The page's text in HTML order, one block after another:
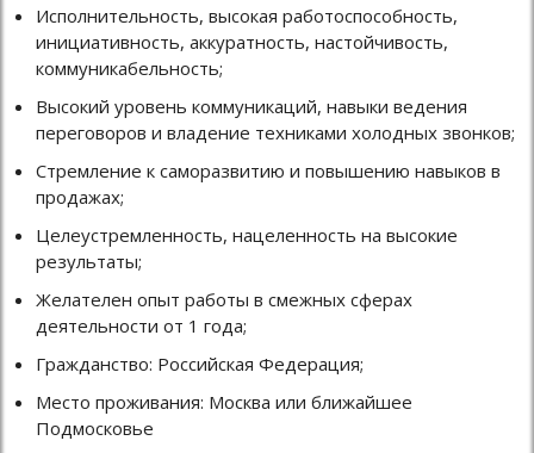
Исполнительность, высокая работоспособность,
инициативность, аккуратность, настойчивость,
коммуникабельность;
Высокий уровень коммуникаций, навыки ведения
переговоров и владение техниками холодных звонков;
Стремление к саморазвитию и повышению навыков в
продажах;
Целеустремленность, нацеленность на высокие
результаты;
Желателен опыт работы в смежных сферах
деятельности от 1 года;
Гражданство: Российская Федерация;
Место проживания: Москва или ближайшее
Подмосковье